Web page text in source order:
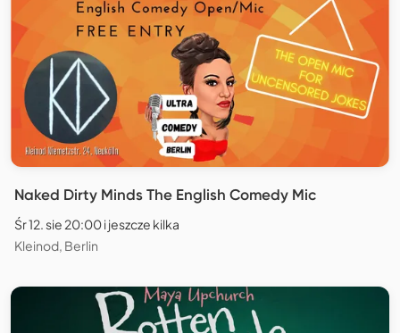
Naked Dirty Minds The English Comedy Mic
Śr 12. sie 20:00 i jeszcze kilka
Kleinod, Berlin